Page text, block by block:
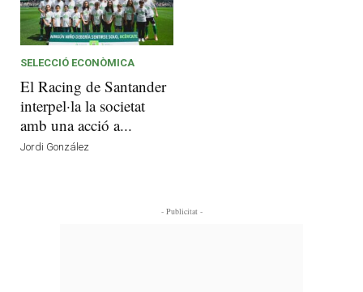
SELECCIÓ ECONÒMICA
El Racing de Santander
interpel·la la societat
amb una acció a...
Jordi González
- Publicitat -